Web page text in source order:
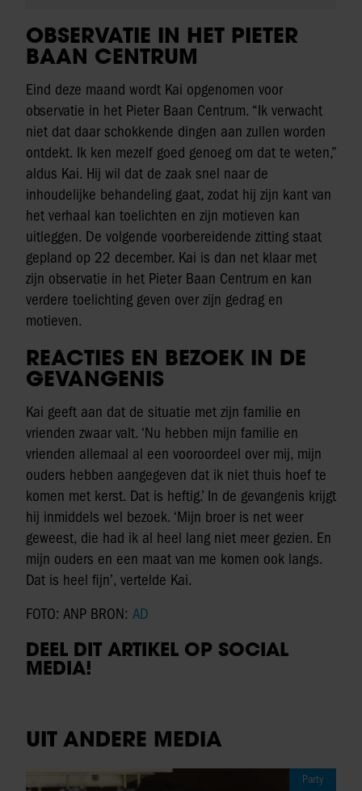
OBSERVATIE IN HET PIETER
BAAN CENTRUM
Eind deze maand wordt Kai opgenomen voor
observatie in het Pieter Baan Centrum. “Ik verwacht
niet dat daar schokkende dingen aan zullen worden
ontdekt. Ik ken mezelf goed genoeg om dat te weten,”
aldus Kai. Hij wil dat de zaak snel naar de
inhoudelijke behandeling gaat, zodat hij zijn kant van
het verhaal kan toelichten en zijn motieven kan
uitleggen. De volgende voorbereidende zitting staat
gepland op 22 december. Kai is dan net klaar met
zijn observatie in het Pieter Baan Centrum en kan
verdere toelichting geven over zijn gedrag en
motieven.
REACTIES EN BEZOEK IN DE
GEVANGENIS
Kai geeft aan dat de situatie met zijn familie en
vrienden zwaar valt. ‘Nu hebben mijn familie en
vrienden allemaal al een vooroordeel over mij, mijn
ouders hebben aangegeven dat ik niet thuis hoef te
komen met kerst. Dat is heftig.’ In de gevangenis krijgt
hij inmiddels wel bezoek. ‘Mijn broer is net weer
geweest, die had ik al heel lang niet meer gezien. En
mijn ouders en een maat van me komen ook langs.
Dat is heel fijn’, vertelde Kai.
FOTO: ANP BRON: AD
DEEL DIT ARTIKEL OP SOCIAL
MEDIA!
UIT ANDERE MEDIA
Party